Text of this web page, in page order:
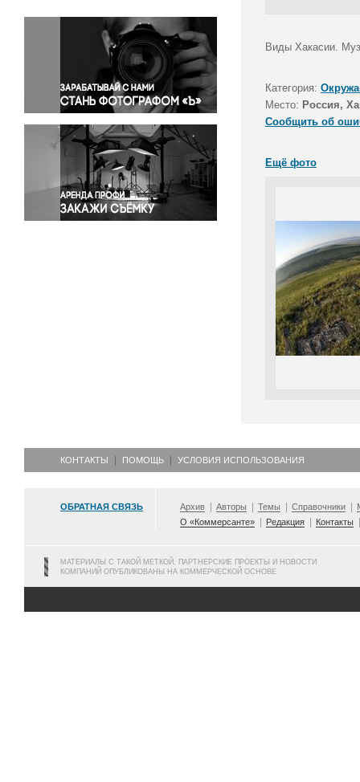
Окружающая среда
Политика
Правосудие
Происшествия и конфликты
Религия
Светская жизнь
Спорт
Экология
Экономика и бизнес
Виды Хакасии.
Категория:
Место: Россия,
Сообщить об
Ещё фото
КОНТАКТЫ ПОМОЩЬ УСЛОВИЯ ИСПОЛЬЗОВАНИЯ
ОБРАТНАЯ СВЯЗЬ Архив Авторы Темы Справочники
О «Коммерсанте»
Редакция Контакты
МАТЕРИАЛЫ С ТАКОЙ МЕТКОЙ, ПАРТНЕРСКИЕ ПРОЕКТЫ И НОВОСТИ
КОМПАНИЙ ОПУБЛИКОВАНЫ НА КОММЕРЧЕСКОЙ ОСНОВЕ